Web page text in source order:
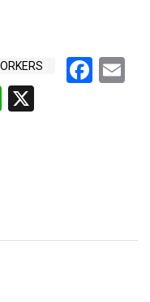
WhatsApp